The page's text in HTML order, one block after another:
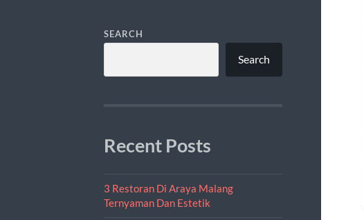
SEARCH
Search
Recent Posts
3 Restoran Di Araya Malang
Ternyaman Dan Estetik